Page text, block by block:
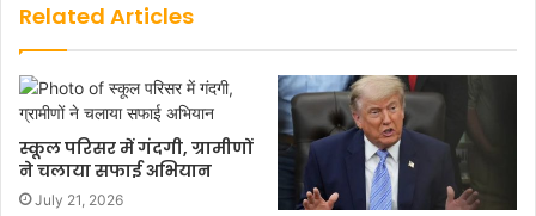
Related Articles
स्कूल परिसर में गंदगी, ग्रामीणों
ने चलाया सफाई अभियान
July 21, 2026